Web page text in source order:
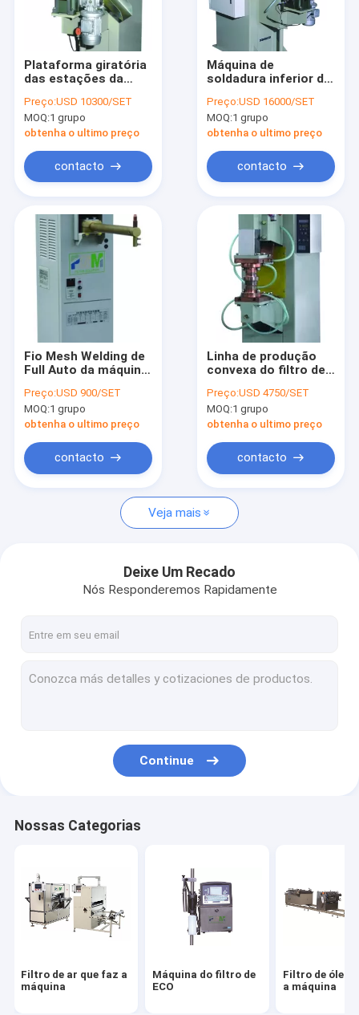
Products
About Us
Factory Tour
Quality Control
Request A Quote
Filtro de ar que faz a máquina
Máquina do filtro de ECO
Faca que plissa a máquina
Máquina de plissamento giratória
Máquina de soldadura do filtro
Papel de filtro de HEPA
Filtro de ar do plutônio
Filtro da fibra do metal
Plataforma giratória
das estações da
soldadura 8 do filtro
de Full Auto pela
válvula de passagem
Preço:USD 10300/SET
MOQ:1 grupo
obtenha o ultimo preço
contacto
Máquina de
soldadura inferior da
plataforma giratória
de 8 estações para a
produção do filtro de
Preço:USD 16000/SET
MOQ:1 grupo
obtenha o ultimo preço
contacto
Fio Mesh Welding de
Full Auto da máquina
do caminhão de
HDAF
Preço:USD 900/SET
MOQ:1 grupo
obtenha o ultimo preço
contacto
Linha de produção
convexa do filtro de
máquina de
soldadura do ponto
100KVA
Preço:USD 4750/SET
MOQ:1 grupo
obtenha o ultimo preço
contacto
Veja mais
Deixe Um Recado
Nós Responderemos Rapidamente
Continue
Nossas Categorias
Filtro de ar que faz a
máquina
Máquina do filtro de
ECO
Filtro de óleo
a máquina